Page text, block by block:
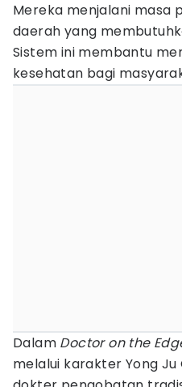
Mereka menjalani masa
daerah yang
Sistem ini membantu
kesehatan bagi
Dalam Doctor on the
melalui karakter Yong